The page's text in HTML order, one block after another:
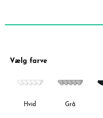
Vælg farve
Hvid Grå